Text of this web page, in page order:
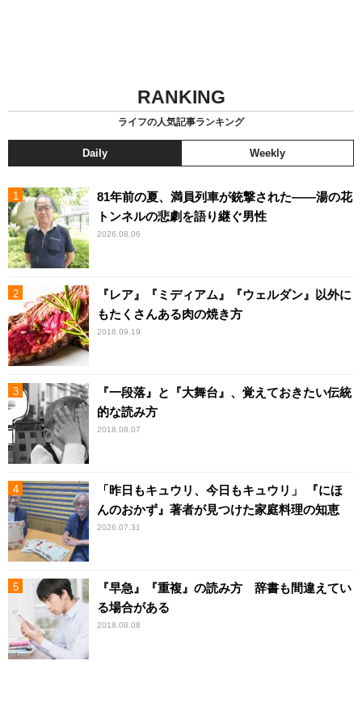
RANKING
ライフの人気記事ランキング
Daily Weekly
81年前の夏、満員列車が銃撃された――湯の花
トンネルの悲劇を語り継ぐ男性
2026.08.06
『レア』『ミディアム』『ウェルダン』以外に
もたくさんある肉の焼き方
2018.09.19
『一段落』と『大舞台』、覚えておきたい伝統
的な読み方
2018.08.07
「昨日もキュウリ、今日もキュウリ」 『にほ
んのおかず』著者が見つけた家庭料理の知恵
2026.07.31
『早急』『重複』の読み方 辞書も間違えてい
る場合がある
2018.08.08